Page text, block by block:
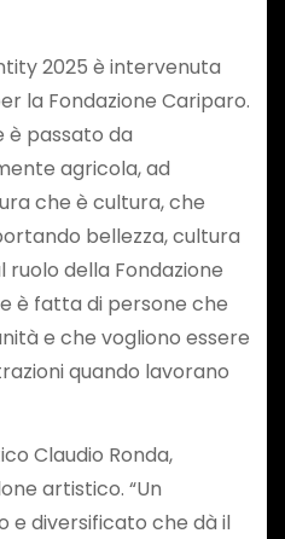
2025 è intervenuta
la Fondazione Cariparo.
è passato da
agricola, ad
che è cultura, che
bellezza, cultura
ruolo della Fondazione
è fatta di persone che
e che vogliono essere
quando lavorano
Claudio Ronda,
artistico. “Un
diversificato che dà il